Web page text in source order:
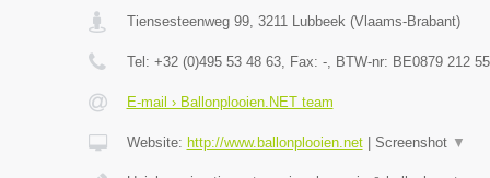
Tiensesteenweg 99, 3211 Lubbeek(Vlaams-Brabant)
Tel: +32 (0)495 53 48 63, Fax: -, BTW-nr: BE0879 212
E-mail › Ballonplooien.NET team
Website: http://www.ballonplooien.net| Screenshot ▼